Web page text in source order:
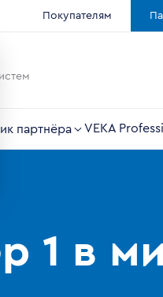
Покупателям
партнёра VEKA
1 в